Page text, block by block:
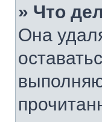
» Что
Она